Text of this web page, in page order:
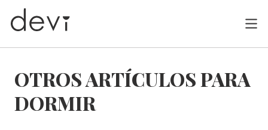
OTROS ARTÍCULOS PARA
DORMIR